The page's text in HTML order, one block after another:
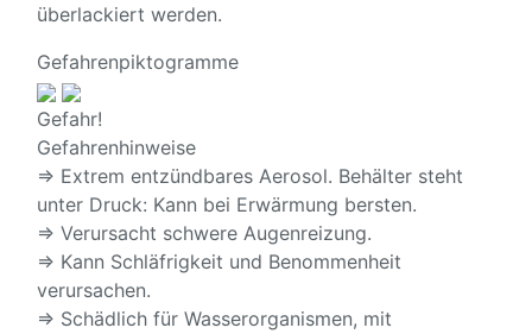
überlackiert werden.
Gefahrenpiktogramme
Gefahr!
Gefahrenhinweise
⇒ Extrem entzündbares Aerosol. Behälter steht
unter Druck: Kann bei Erwärmung bersten.
⇒ Verursacht schwere Augenreizung.
⇒ Kann Schläfrigkeit und Benommenheit
verursachen.
⇒ Schädlich für Wasserorganismen, mit